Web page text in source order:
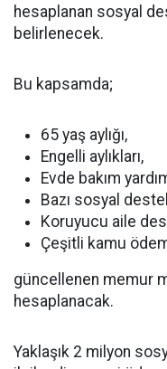
hesaplanan sosyal
belirlenecek.
Bu kapsamda;
65 yaş aylığı,
Engelli aylıkları,
Evde bakım
Bazı sosyal
Koruyucu aile
Çeşitli kamu
güncellenen memur
hesaplanacak.
Yaklaşık 2 milyon